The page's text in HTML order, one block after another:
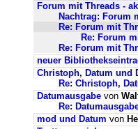
Forum mit Threads -
Nachtrag: Forum
Re: Forum mit
Re: Forum
Re: Forum mit
neuer
Christoph, Datum und
Re: Christoph,
Datumausgabe von
Re:
mod und Datum von